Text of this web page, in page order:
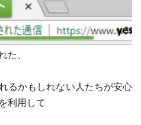
た、
るかもしれない人たちが安心
利用して